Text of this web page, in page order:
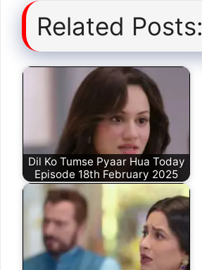
Related Posts:
Dil Ko Tumse Pyaar Hua Today
Episode 18th February 2025